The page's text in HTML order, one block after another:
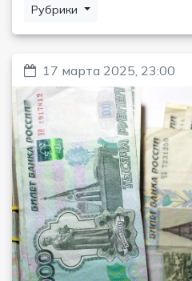
Рубрики
17 марта 2025, 23:00